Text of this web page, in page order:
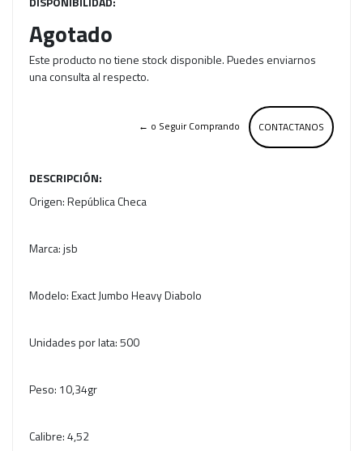
Agotado
Este producto no tiene stock disponible. Puedes enviarnos
una consulta al respecto.
CONTACTANOS
← o Seguir Comprando
DESCRIPCIÓN:
Origen: República Checa
Marca: jsb
Modelo: Exact Jumbo Heavy Diabolo
Unidades por lata: 500
Peso: 10,34gr
Calibre: 4,52